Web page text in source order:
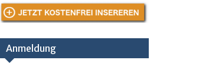
Anmeldung